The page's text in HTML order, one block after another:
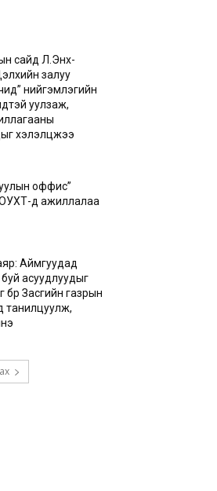
сайд Л.Энх-
залуу
нийгэмлэгийн
уулзаж,
хэлэлцжээ
оффис”
д ажиллалаа
Аймгуудад
асуудлуудыг
бүр Засгийн газрын
танилцуулж,